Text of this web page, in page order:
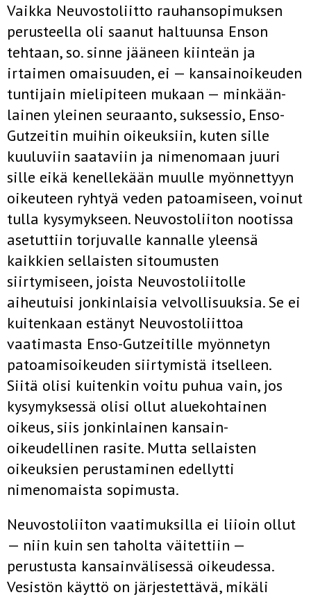
Vaikka Neuvostoliitto rauhansopimuksen
perusteella oli saanut hal­tuunsa Enson
tehtaan, so. sinne jääneen kiinteän ja
irtaimen omaisuu­den, ei — kansainoikeuden
tuntijain mielipiteen mukaan — minkään­
lainen yleinen seuraanto, suksessio, Enso-
Gutzeitin muihin oikeuksiin, kuten sille
kuuluviin saataviin ja nimenomaan juuri
sille eikä kenelle­kään muulle myönnettyyn
oikeuteen ryhtyä veden patoamiseen, voinut
tulla kysymykseen. Neuvostoliiton nootissa
asetuttiin torjuvalle kannalle yleensä
kaikkien sellaisten sitoumusten
siirtymiseen, joista Neuvosto­liitolle
aiheutuisi jonkinlaisia velvollisuuksia. Se ei
kuitenkaan estänyt Neuvostoliittoa
vaatimasta Enso-Gutzeitille myönnetyn
patoamisoikeu­den siirtymistä itselleen.
Siitä olisi kuitenkin voitu puhua vain, jos
kysy­myksessä olisi ollut aluekohtainen
oikeus, siis jonkinlainen kansain­
oikeudellinen rasite. Mutta sellaisten
oikeuksien perustaminen edellytti
nimenomaista sopimusta.
Neuvostoliiton vaatimuksilla ei liioin ollut
— niin kuin sen ta­holta väitettiin —
perustusta kansainvälisessä oikeudessa.
Vesistön käyttö on järjestettävä, mikäli